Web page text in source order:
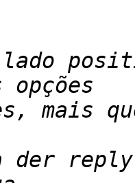
lado
der